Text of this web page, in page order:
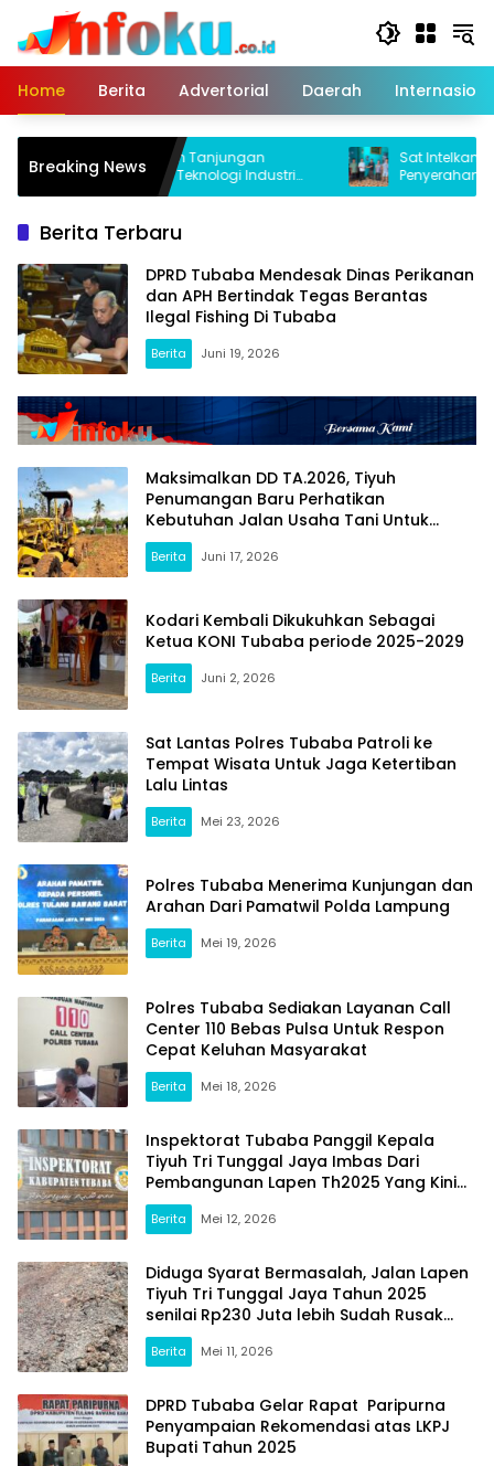
Langsung
konten
Home
Berita Advertorial Daerah
Breaking News
Tiyuh Gunung Katun Tanjungan
Gandeng Fakultas Teknologi Industri
(ITERA) Kembangkan Potensi Ikan Lomou
Sat Intelkam Polres
Penyerahan Satu
Masyarakat
Berita Terbaru
DPRD Tubaba Mendesak Dinas Perikanan
dan APH Bertindak Tegas Berantas
Ilegal Fishing Di Tubaba
Berita Juni 19, 2026
Maksimalkan DD TA.2026, Tiyuh
Penumangan Baru Perhatikan
Kebutuhan Jalan Usaha Tani Untuk
Masyarakat
Berita Juni 17, 2026
Kodari Kembali Dikukuhkan Sebagai
Ketua KONI Tubaba periode 2025-2029
Berita Juni 2, 2026
infoku.co.id
Sat Lantas Polres Tubaba Patroli ke
Tempat Wisata Untuk Jaga Ketertiban
Lalu Lintas
Berita Mei 23, 2026
Polres Tubaba Menerima Kunjungan dan
Arahan Dari Pamatwil Polda Lampung
Berita Mei 19, 2026
Polres Tubaba Sediakan Layanan Call
Center 110 Bebas Pulsa Untuk Respon
Cepat Keluhan Masyarakat
Berita Mei 18, 2026
Inspektorat Tubaba Panggil Kepala
Tiyuh Tri Tunggal Jaya Imbas Dari
Pembangunan Lapen Th2025 Yang Kini
Sudah Hancur
Berita Mei 12, 2026
Diduga Syarat Bermasalah, Jalan Lapen
Tiyuh Tri Tunggal Jaya Tahun 2025
senilai Rp230 Juta lebih Sudah Rusak
Parah
Berita Mei 11, 2026
DPRD Tubaba Gelar Rapat Paripurna
Penyampaian Rekomendasi atas LKPJ
Bupati Tahun 2025